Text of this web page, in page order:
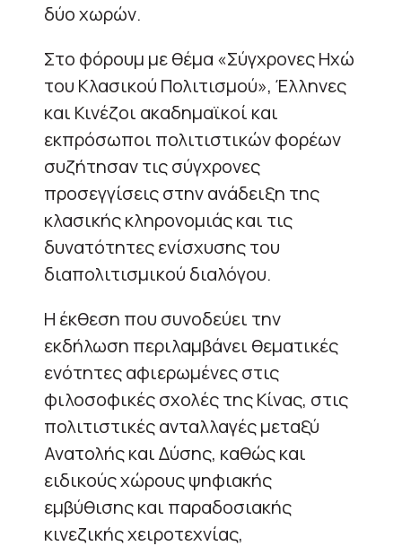
δύο χωρών.
Στο φόρουμ με θέμα «Σύγχρονες Ηχώ
του Κλασικού Πολιτισμού», Έλληνες
και Κινέζοι ακαδημαϊκοί και
εκπρόσωποι πολιτιστικών φορέων
συζήτησαν τις σύγχρονες
προσεγγίσεις στην ανάδειξη της
κλασικής κληρονομιάς και τις
δυνατότητες ενίσχυσης του
διαπολιτισμικού διαλόγου.
Η έκθεση που συνοδεύει την
εκδήλωση περιλαμβάνει θεματικές
ενότητες αφιερωμένες στις
φιλοσοφικές σχολές της Κίνας, στις
πολιτιστικές ανταλλαγές μεταξύ
Ανατολής και Δύσης, καθώς και
ειδικούς χώρους ψηφιακής
εμβύθισης και παραδοσιακής
κινεζικής χειροτεχνίας,